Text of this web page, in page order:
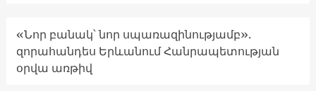
«Նոր բանակ՝ նոր սպառազինությամբ».
զորահանդես Երևանում Հանրապետության
օրվա առթիվ